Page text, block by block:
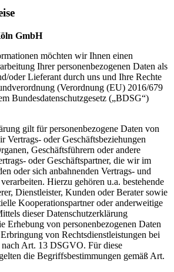
GmbH
möchten wir Ihnen einen
Ihrer personenbezogenen Daten als
oder Lieferant durch uns und Ihre Rechte
(Verordnung (EU) 2016/679
Bundesdatenschutzgesetz („BDSG“)
gilt für personenbezogene Daten von
Vertrags- oder Geschäftsbeziehungen
Geschäftsführern oder andere
oder Geschäftspartner, die wir im
oder sich anbahnenden Vertrags- und
Hierzu gehören u.a. bestehende
Dienstleister, Kunden oder Berater sowie
Kooperationspartner oder anderweitige
dieser Datenschutzerklärung
Erhebung von personenbezogenen Daten
von Rechtsdienstleistungen bei
nach Art. 13 DSGVO. Für diese
die Begriffsbestimmungen gemäß Art.